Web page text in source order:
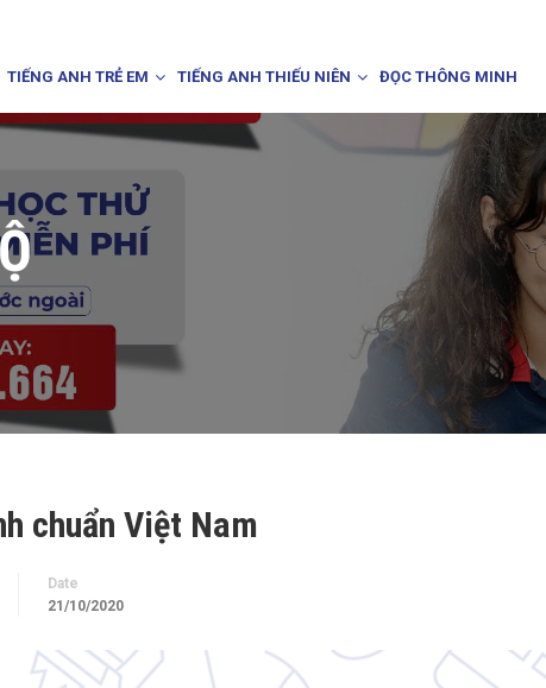
TIẾNG ANH TRẺ EM TIẾNG ANH THIẾU NIÊN ĐỌC THÔNG MINH
chuẩn Việt Nam
Date
21/10/2020